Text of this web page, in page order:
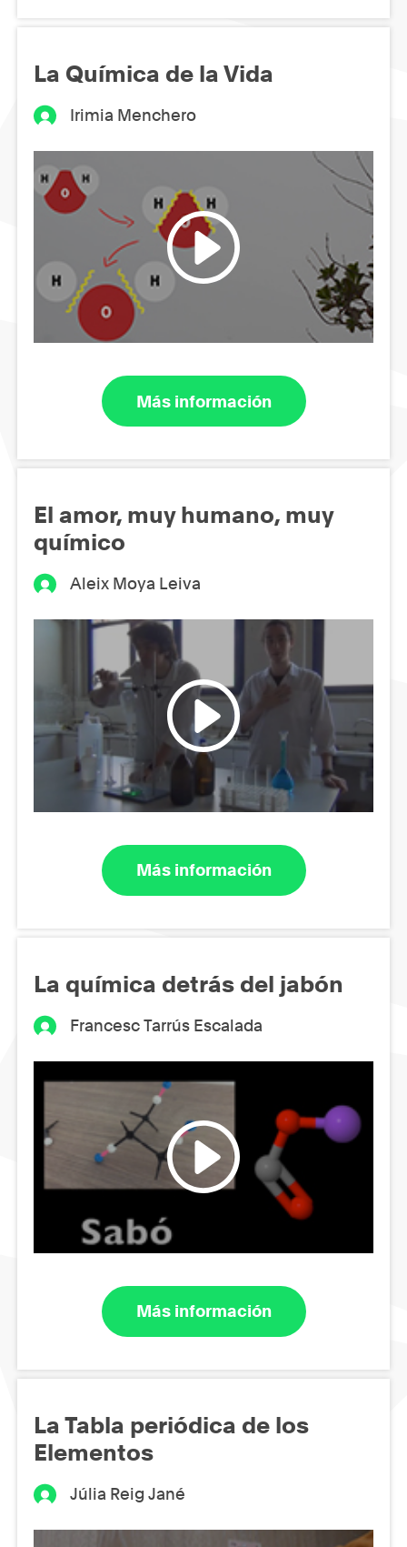
La Química de la Vida
Irimia Menchero
Más información
El amor, muy humano, muy
químico
Aleix Moya Leiva
Más información
La química detrás del jabón
Francesc Tarrús Escalada
Más información
La Tabla periódica de los
Elementos
Júlia Reig Jané